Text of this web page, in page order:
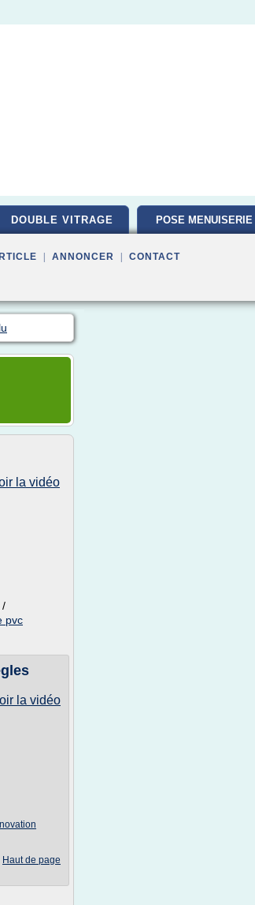
DOUBLE VITRAGE POSE MENUISERIE
ANNONCER CONTACT
la vidéo
/
pvc
la vidéo
Haut de page